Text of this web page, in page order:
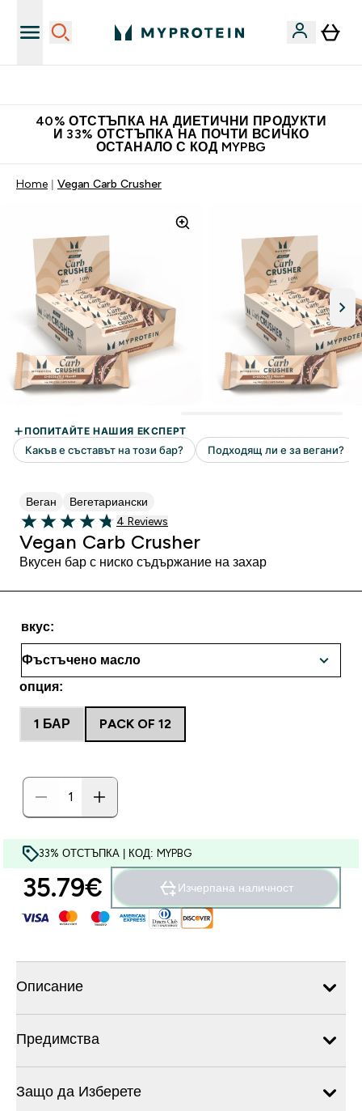
40% ОТСТЪПКА НА ДИЕТИЧНИ ПРОДУКТИ
И 33% ОТСТЪПКА НА ПОЧТИ ВСИЧКО
ОСТАНАЛО С КОД MYPBG
Home Vegan Carb Crusher
Веган Вегетариански
4.75 out of 5 stars
4 Ревюта
4 Reviews
Vegan Carb Crusher
Вкусен бар с ниско съдържание на захар
вкус:
опция:
1 БАР PACK OF 12
33% ОТСТЪПКА | КОД: MYPBG
35.79€‎ Изчерпана наличност
Описание
Предимства
Защо да Изберете